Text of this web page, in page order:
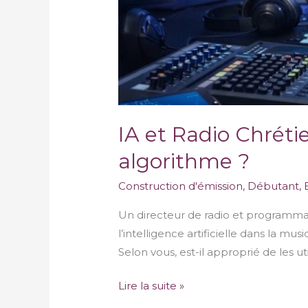
IA et Radio
algorithme ?
Construction d'émission, Débutant,
Un directeur de radio et
l’intelligence artificielle dans la
Selon vous, est-il approprié de les
Lire la suite »